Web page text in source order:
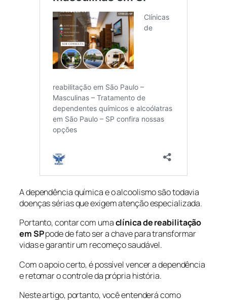
A dependência química e o alcoolismo são todavia
doenças sérias que exigem atenção especializada.
Portanto, contar com umaclínica de reabilitação
em SPpode de fato ser a chave para transformar
vidas e garantir um recomeço saudável.
Com o apoio certo, é possível vencer a dependência
e retomar o controle da própria história.
Neste artigo, portanto, você entenderá como